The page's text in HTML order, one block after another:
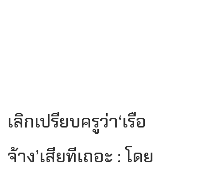
เลิกเปรียบครูว่า‘เรือ
จ้าง’เสียทีเถอะ : โดย